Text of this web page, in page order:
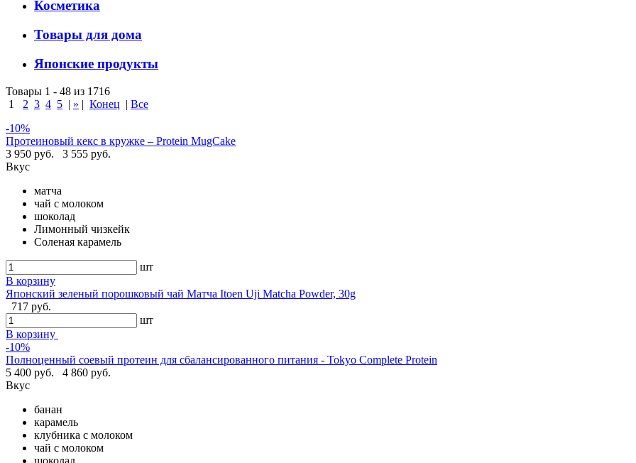
Косметика
Товары для дома
Японские продукты
Товары 1 - 48 из 1716
1
2 3 4 5 | » | Конец | Все
-10%
Протеиновый кекс в кружке – Protein MugCake
3 950 руб.
3 555 руб.
Вкус
матча
чай с молоком
шоколад
Лимонный чизкейк
Соленая карамель
шт
В корзину
Японский зеленый порошковый чай Матча Itoen Uji Matcha Powder, 30g
717 руб.
шт
В корзину
-10%
Полноценный соевый протеин для сбалансированного питания - Tokyo Complete Protein
5 400 руб.
4 860 руб.
Вкус
банан
карамель
клубника с молоком
чай с молоком
шоколад